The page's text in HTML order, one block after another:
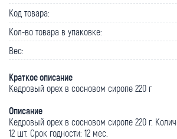
Код товара:
Кол-во товара в упаковке:
Вес:
Краткое описание
Кедровый орех в сосновом сиропе 220 г
Описание
Кедровый орех в сосновом сиропе 220 г.
12 шт. Срок годности: 12 мес.